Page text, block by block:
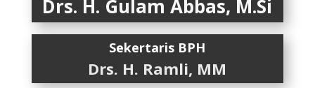
Drs. H. Gulam Abbas, M.Si
Sekertaris BPH
Drs. H. Ramli, MM